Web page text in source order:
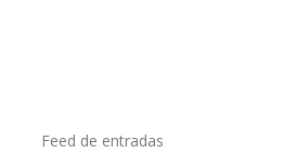
Feed de entradas